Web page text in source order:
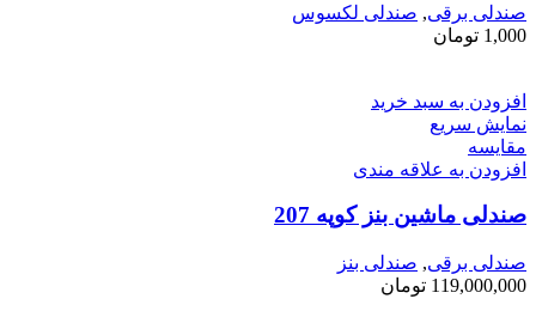
صندلی برقی, صندلی لکسوس
1,000 تومان
افزودن به سبد خرید
نمایش سریع
مقايسه
افزودن به علاقه مندی
صندلی ماشین بنز کوپه 207
صندلی برقی, صندلی بنز
119,000,000 تومان